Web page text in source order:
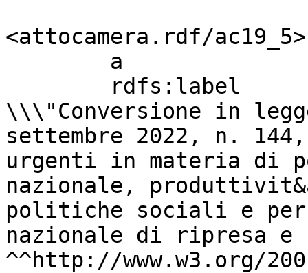
<attocamera.rdf/ac19_5>
\\\"Conversione in
settembre 2022, n.
urgenti in materia di
nazionale,
politiche sociali e
nazionale di ripresa
^^http://www.w3.org/